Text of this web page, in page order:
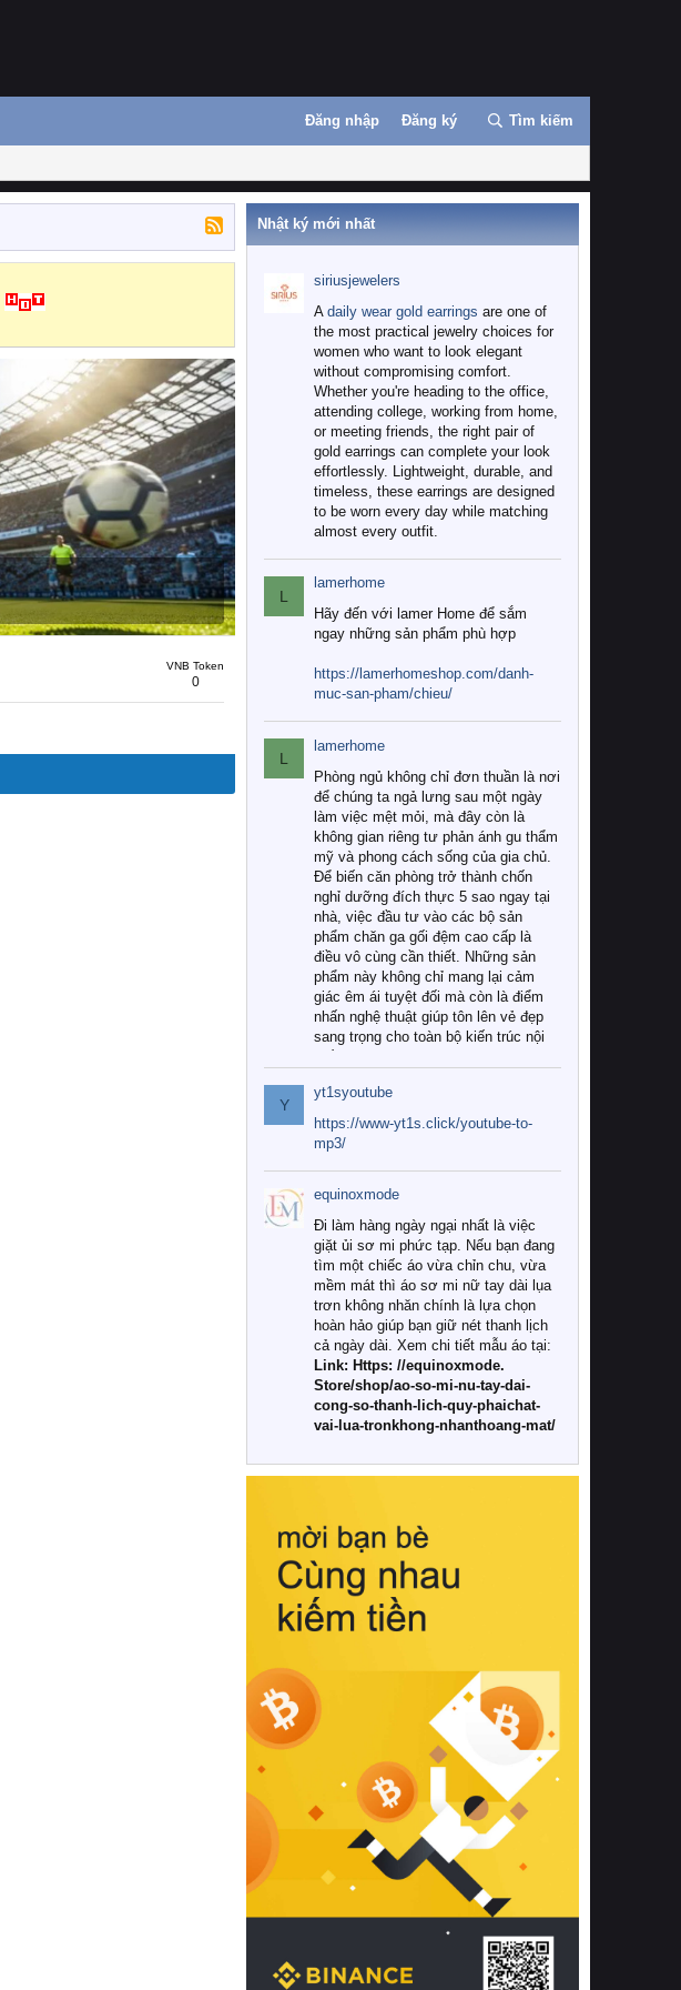
Đăng nhập Đăng ký Tìm kiếm
VNB Token
0
Nhật ký mới nhất
siriusjewelers
A daily wear gold earrings are one of
the most practical jewelry choices for
women who want to look elegant
without compromising comfort.
Whether you're heading to the office,
attending college, working from home,
or meeting friends, the right pair of
gold earrings can complete your look
effortlessly. Lightweight, durable, and
timeless, these earrings are designed
to be worn every day while matching
almost every outfit.
L
lamerhome
Hãy đến với lamer Home để sắm
ngay những sản phẩm phù hợp
https://lamerhomeshop.com/danh-
muc-san-pham/chieu/
L
lamerhome
Phòng ngủ không chỉ đơn thuần là nơi
để chúng ta ngả lưng sau một ngày
làm việc mệt mỏi, mà đây còn là
không gian riêng tư phản ánh gu thẩm
mỹ và phong cách sống của gia chủ.
Để biến căn phòng trở thành chốn
nghỉ dưỡng đích thực 5 sao ngay tại
nhà, việc đầu tư vào các bộ sản
phẩm chăn ga gối đệm cao cấp là
điều vô cùng cần thiết. Những sản
phẩm này không chỉ mang lại cảm
giác êm ái tuyệt đối mà còn là điểm
nhấn nghệ thuật giúp tôn lên vẻ đẹp
sang trọng cho toàn bộ kiến trúc nội
Tuy nhiên, giữa thị trường đa dạng
với vô vàn thương hiệu và mẫu mã
như hiện nay, làm thế nào để chọn
được những bộ chăn ga gối đệm cao
cấp thực sự chất lượng, phù hợp với
khí hậu và nhu cầu sử dụng của gia
đình? Hãy cùng chúng tôi đi tìm lời
giải đáp chi tiết qua bài viết dưới đây.
1. Tại sao các gia đình hiện đại lại ưa
chuộng chăn ga gối đệm cao cấp?
Khác với các dòng sản phẩm thông
thường, những bộ chăn ga gối đệm
cao cấp trải qua quy trình sản xuất
nghiêm ngặt từ khâu chọn lọc nguyên
liệu tự nhiên đến công nghệ dệt
nhuộm hiện đại không chứa hóa chất
này, bạn sẽ cảm nhận rõ rệt sự khác
hồi chuẩn xác của phần đệm nâng đỡ
cột sống.
Bên cạnh đó, việc lựa chọn các dòng
sản phẩm đạt chuẩn chất lượng quốc
tế còn giúp ngăn ngừa tình trạng kích
khuẩn và nấm mốc trong điều kiện
thời tiết nóng ẩm. Bạn có thể tìm hiểu
thêm các nghiên cứu khoa học về tác
động của giấc ngủ và môi trường
phòng ngủ đối với sức khỏe con
người tại Sleep Foundation (External
Link) để có cái nhìn toàn diện hơn.
2. Các tiêu chí vàng khi lựa chọn
chăn ga gối đệm cao cấp cho phòng
ngủ
Để sở hữu một bộ chăn ga gối đệm
cao cấp hoàn hảo cả về thẩm mỹ lẫn
công năng, người tiêu dùng cần cân
nhắc kỹ lưỡng các tiêu chí quan trọng
Y
yt1syoutube
https://www-yt1s.click/youtube-to-
mp3/
equinoxmode
Đi làm hàng ngày ngại nhất là việc
giặt ủi sơ mi phức tạp. Nếu bạn đang
tìm một chiếc áo vừa chỉn chu, vừa
mềm mát thì áo sơ mi nữ tay dài lụa
trơn không nhăn chính là lựa chọn
hoàn hảo giúp bạn giữ nét thanh lịch
cả ngày dài. Xem chi tiết mẫu áo tại:
Link: Https: //equinoxmode.
Store/shop/ao-so-mi-nu-tay-dai-
cong-so-thanh-lich-quy-phaichat-
vai-lua-tronkhong-nhanthoang-mat/